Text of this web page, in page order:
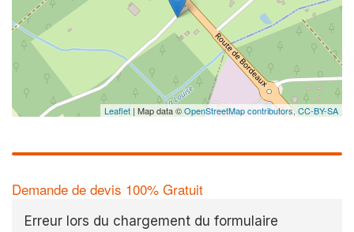
Leaflet | Map data ©OpenStreetMap contributors,CC-BY-SA
Demande de devis 100% Gratuit
Erreur lors du chargement du formulaire